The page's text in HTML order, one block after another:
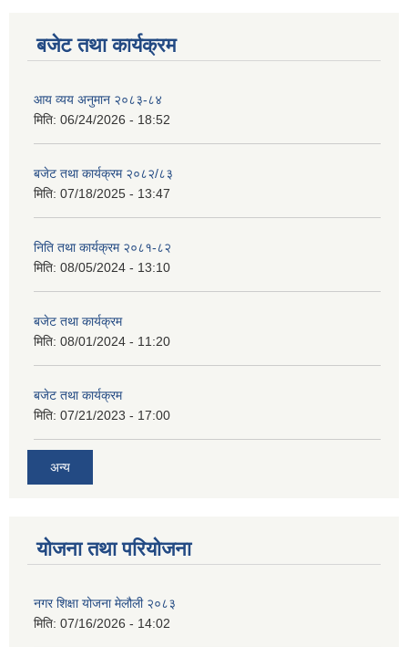
बजेट तथा कार्यक्रम
आय व्यय अनुमान २०८३-८४
मिति: 06/24/2026 - 18:52
बजेट तथा कार्यक्रम २०८२/८३
मिति: 07/18/2025 - 13:47
निति तथा कार्यक्रम २०८१-८२
मिति: 08/05/2024 - 13:10
बजेट तथा कार्यक्रम
मिति: 08/01/2024 - 11:20
बजेट तथा कार्यक्रम
मिति: 07/21/2023 - 17:00
अन्य
योजना तथा परियोजना
नगर शिक्षा योजना मेलौली २०८३
मिति: 07/16/2026 - 14:02